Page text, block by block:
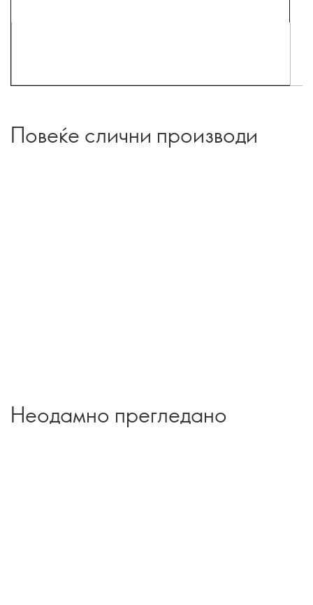
Повеќе слични производи
Неодамно прегледано